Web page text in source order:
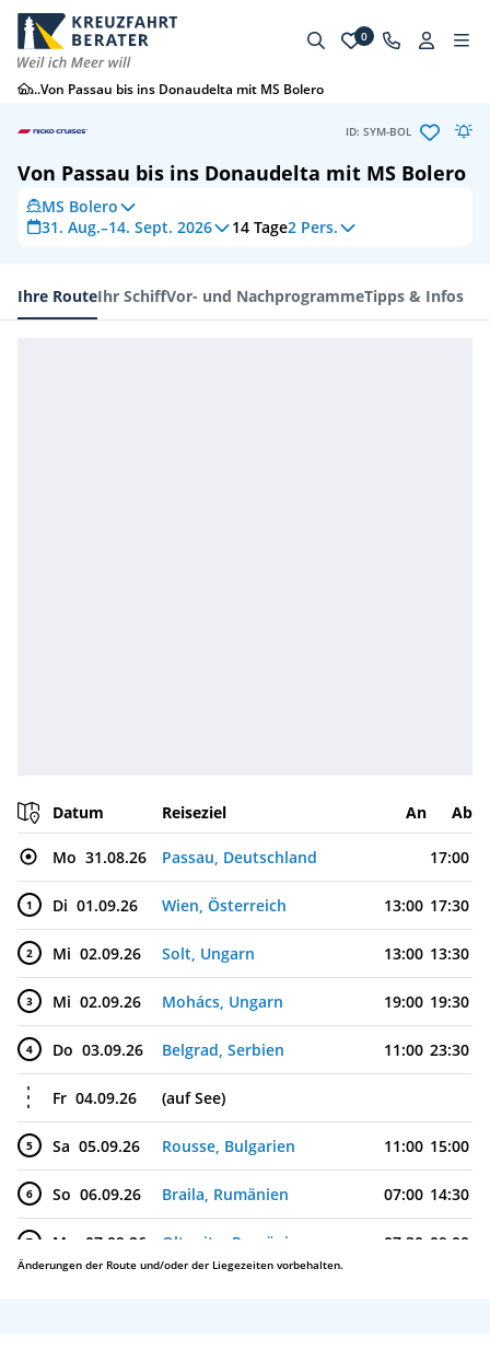
0
...Von Passau bis ins Donaudelta mit MS Bolero
ID: SYM-BOL
Von Passau bis ins Donaudelta mit MS Bolero
MS Bolero
31. Aug.–14. Sept. 2026
14 Tage2 Pers.
Ihre RouteIhr SchiffVor- und NachprogrammeTipps & Infos
Datum Reiseziel An Ab
Mo 31.08.26 Passau, Deutschland 17:00
1 Di 01.09.26 Wien, Österreich 13:00 17:30
2 Mi 02.09.26 Solt, Ungarn 13:00 13:30
3 Mi 02.09.26 Mohács, Ungarn 19:00 19:30
4 Do 03.09.26 Belgrad, Serbien 11:00 23:30
Fr 04.09.26 (auf See)
5 Sa 05.09.26 Rousse, Bulgarien 11:00 15:00
6 So 06.09.26 Braila, Rumänien 07:00 14:30
7 Mo 07.09.26 Oltenita, Rumänien 07:30 09:00
Änderungen der Route und/oder der Liegezeiten vorbehalten.